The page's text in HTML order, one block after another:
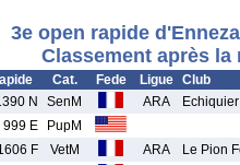
3e open rapide
Classement après la
Cat. Fede Ligue Club
N SenM ARA
999 E PupM
F VetM ARA Le Pion